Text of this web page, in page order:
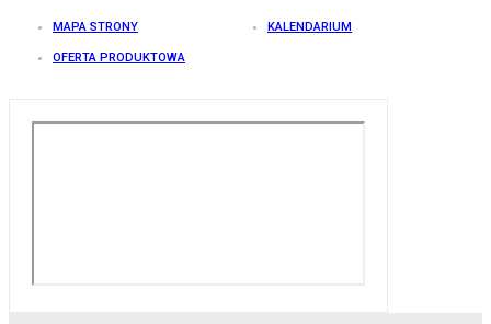
MAPA STRONY KALENDARIUM
OFERTA PRODUKTOWA